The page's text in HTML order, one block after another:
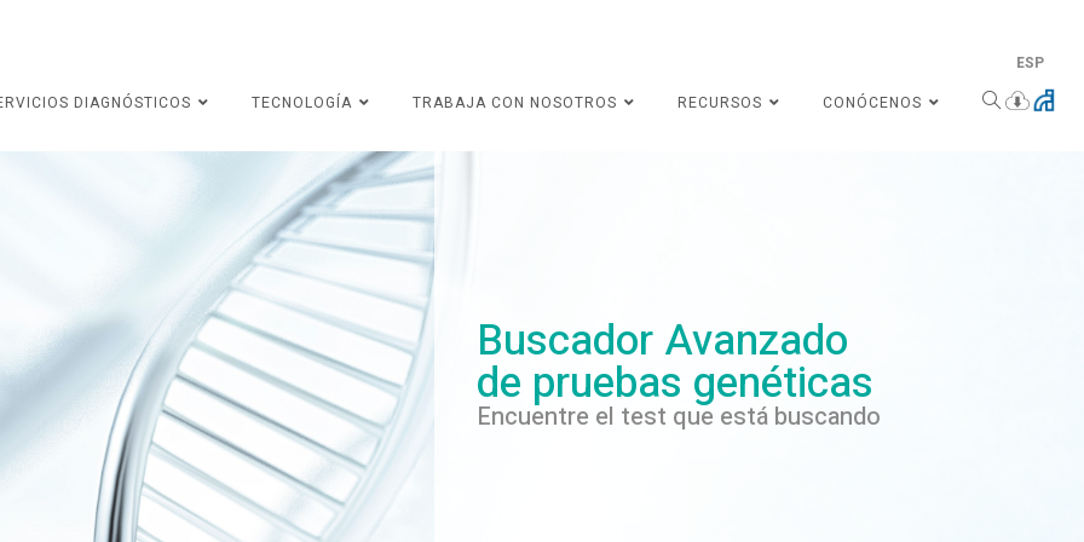
ESP
DIAGNÓSTICOS
TECNOLOGÍA TRABAJA CON NOSOTROS RECURSOS CONÓCENOS
Buscador Avanzado
de pruebas genéticas
Encuentre el test que está buscando